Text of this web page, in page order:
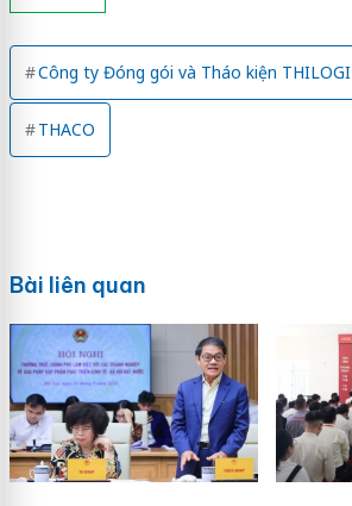
Công ty Đóng gói và Tháo kiện THILOGI
THACO
Bài liên quan